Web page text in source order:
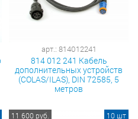
арт.: 814012241
814 012 241 Кабель
дополнительных устройств
(COLAS/ILAS), DIN 72585, 5
метров
11 600 руб. 10 шт